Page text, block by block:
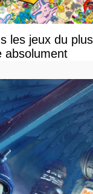
les jeux du plus
absolument